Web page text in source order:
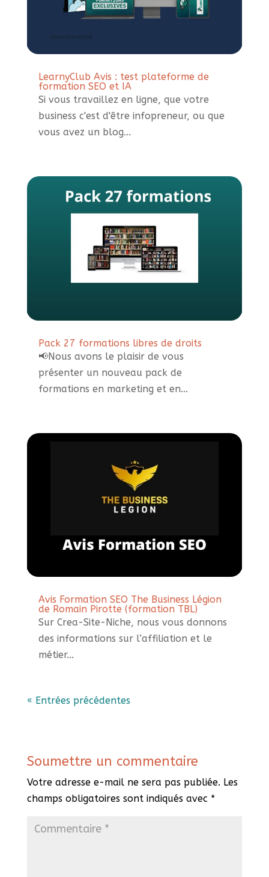
LearnyClub Avis : test plateforme de
formation SEO et IA
Si vous travaillez en ligne, que votre
business c'est d'être infopreneur, ou que
vous avez un blog...
Pack 27 formations libres de droits
📢Nous avons le plaisir de vous
présenter un nouveau pack de
formations en marketing et en...
Avis Formation SEO The Business Légion
de Romain Pirotte (formation TBL)
Sur Crea-Site-Niche, nous vous donnons
des informations sur l’affiliation et le
métier...
« Entrées précédentes
Soumettre un commentaire
Votre adresse e-mail ne sera pas publiée. Les
champs obligatoires sont indiqués avec *